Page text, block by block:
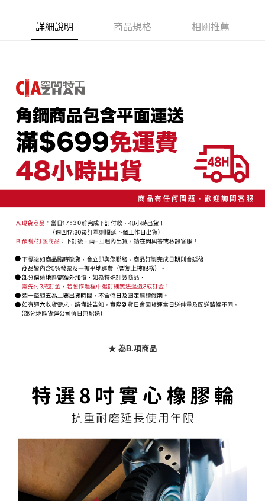
消。如遇「轉專審核」未通過狀況，表示未達大哥付你分期系統評分，恕無
2.透過簡訊連結打開帳單後，可選擇「超商條碼／台灣大直營門市／銀行轉
帳／街口支付／iPASS MONEY」等通路繳費。
【注意事項】
1.本服務係由「台灣大哥大股份有限公司」（以下簡稱本公司）所提供，讓
用戶於交易時，得透過本服務購買商品或服務，並由商店將買賣／分期付款
買賣價金債權讓與本公司後，依約使用本公司帳單繳交帳款。
2.基於同意付款使用「大哥付你分期」之契約關係目的，商店將以您的個人
資料（包含姓名、電話或地址）提供予台灣大哥大進項蒐集、處理及利用，
由本公司與您本人進行分期帳單所需資料之確認、核對及更正。
１．簡單：不需註冊會員、不需綁卡、不需儲值。
２．便利：只要手機號碼，簡訊認證，即可結帳。
３．安心：先確認商品／服務後，再付款。
結帳頁面，進行簡訊認證並確認金額後，即可完成結帳。
２．訂單成立數日內，您將收到繳費通知簡訊。
３．收到繳費通知簡訊後14天內，點擊此簡訊中的連結，可透過四大超商／
ATM／網路銀行／等多元方式進行付款，方視為交易完成。
購買商品的店家。未經商家同意取消之訂單仍視為有效，需透過AFTEE先享
後付繳納相關費用。
※ 交易是否成功請以「AFTEE先享後付 」之結帳頁面顯示為準，若有關於
是否繳費成功／繳費後需取消欲退款等相關疑問，請聯繫「AFTEE先享後付
客戶支援中心」https://netprotections.freshdesk.com/support/home
易，需依本服務之必要範圍內提供個人資料，並將交易相關給付款項請求債
權轉讓予恩沛科技股份有限公司。
２．關於個人資料處理事宜，請瀏覽以下網址：
https://aftee.tw/terms/#terms3
３．未成年的使用者請事先徵得法定代理人或監護人之同意方可使用
「AFTEE先享後付」，若未經同意申辦者引起之損失，本公司不負相關責
任。
４．使用「AFTEE先享後付」時，將依據個別帳號之用戶狀況，依本公司即
時審查核予不同之上限額度；若仍有額度不足之情形，本公司將視審查結果
請求用戶進行身份認證。
宅配/貨運（特殊地區下單前請先確認運費是否需加價）
每筆NT$130，滿NT$699(含以上)免運費
詳細說明 商品規格 相關推薦
★ 為B.項商品